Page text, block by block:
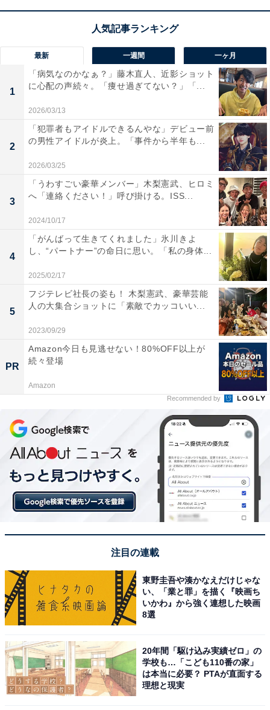
最新 一週間 一ヶ月
1
「病気なのかなぁ？」藤木直人、近影ショット
に心配の声続々。「痩せ過ぎてない？」「...
2026/03/13
2
「犯罪者もアイドルできるんやな」デビュー前
の男性アイドルが炎上。「事件から半年も...
2026/03/25
3
「うわすごい豪華メンバー」木梨憲武、ヒロミ
へ「連絡ください！」呼び掛ける。ISS...
2024/10/17
4
「がんばって生きてくれました」氷川きよ
し、“パートナー”の命日に思い。「私の身体...
2025/02/17
5
フジテレビ社長の姿も！ 木梨憲武、豪華芸能
人の大集合ショットに「素敵でカッコいい...
2023/09/29
PR
Amazon今日も見逃せない！80%OFF以上が
続々登場
Amazon
Recommended by
注目の連載
東野圭吾や湊かなえだけじゃな
い、「業と罪」を描く『映画ち
いかわ』から強く連想した映画
8選
20年間「駆け込み実績ゼロ」の
学校も…「こども110番の家」
は本当に必要？ PTAが直面する
理想と現実